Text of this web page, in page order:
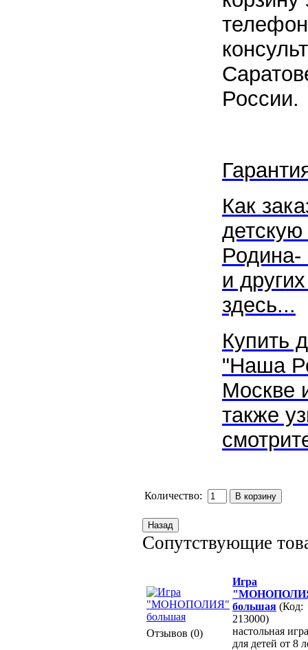
России.
Как
Родина-
и
здесь...
Купить
"Наша
Москве
также
Количество:
Сопутствующие
Отзывов (0)
Игра
большая (Код:
213000)
настольная игра
для детей от 8